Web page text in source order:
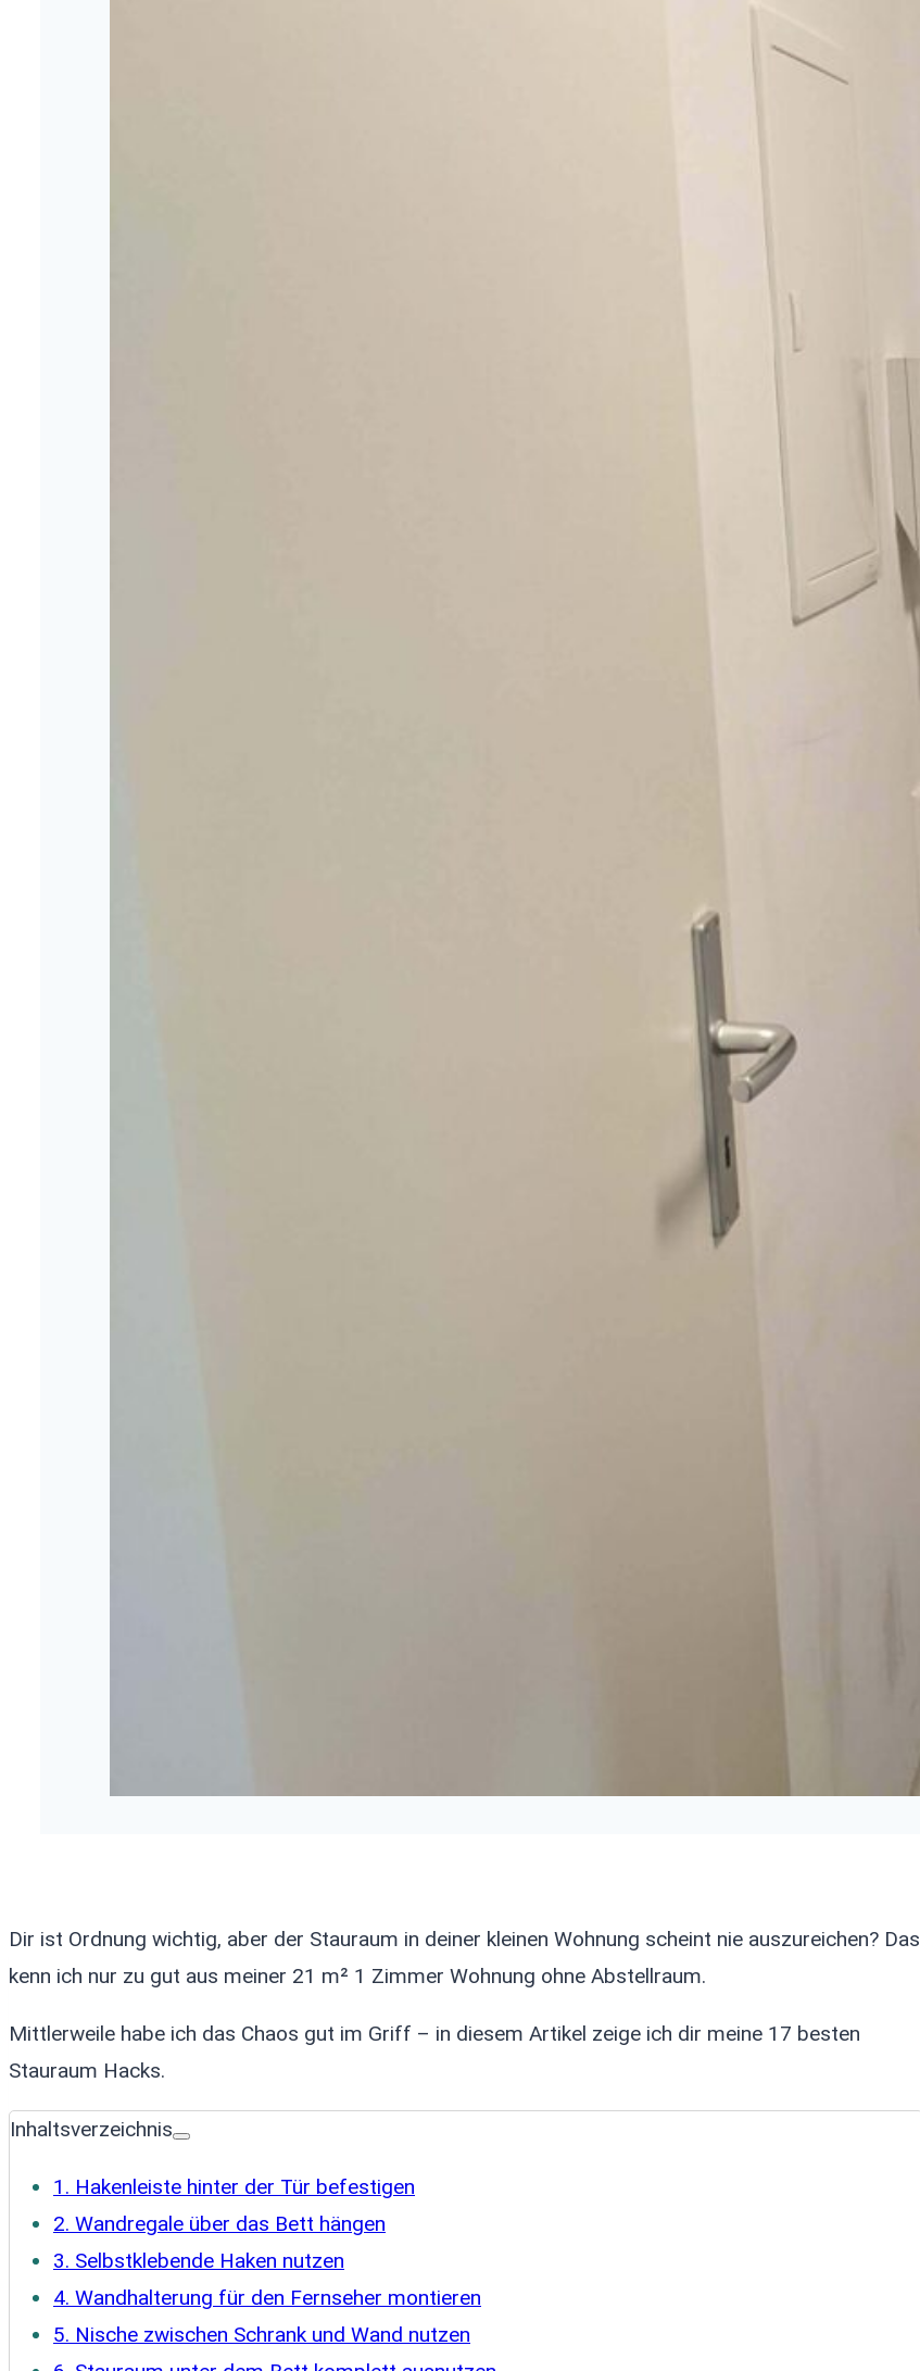
Dir ist Ordnung wichtig, aber der Stauraum in deiner kleinen Wohnung scheint nie auszureichen? Das
kenn ich nur zu gut aus meiner 21 m² 1 Zimmer Wohnung ohne Abstellraum.
Mittlerweile habe ich das Chaos gut im Griff – in diesem Artikel zeige ich dir meine 17 besten
Stauraum Hacks.
Inhaltsverzeichnis
1. Hakenleiste hinter der Tür befestigen
2. Wandregale über das Bett hängen
3. Selbstklebende Haken nutzen
4. Wandhalterung für den Fernseher montieren
5. Nische zwischen Schrank und Wand nutzen